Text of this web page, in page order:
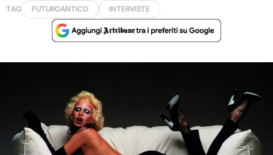
TAG FUTUROANTICO INTERVISTE